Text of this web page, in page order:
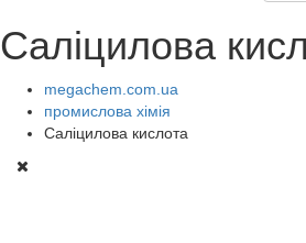
Саліцилова
megachem.com.ua
промислова хімія
Саліцилова кислота